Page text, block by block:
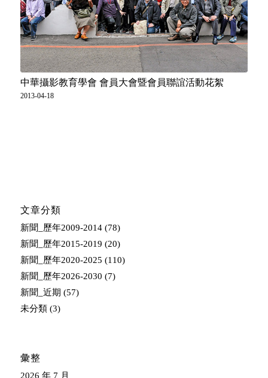
中華攝影教育學會 會員大會暨會員聯誼活動花絮
2013-04-18
文章分類
新聞_歷年2009-2014(78)
新聞_歷年2015-2019 (20)
新聞_歷年2020-2025 (110)
新聞_歷年2026-2030 (7)
新聞_近期 (57)
未分類(3)
彙整
2026 年 7 月